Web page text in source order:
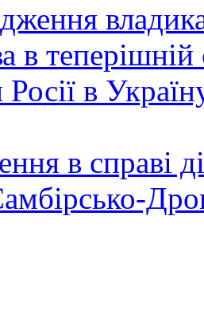
в теперішній
в
в справі